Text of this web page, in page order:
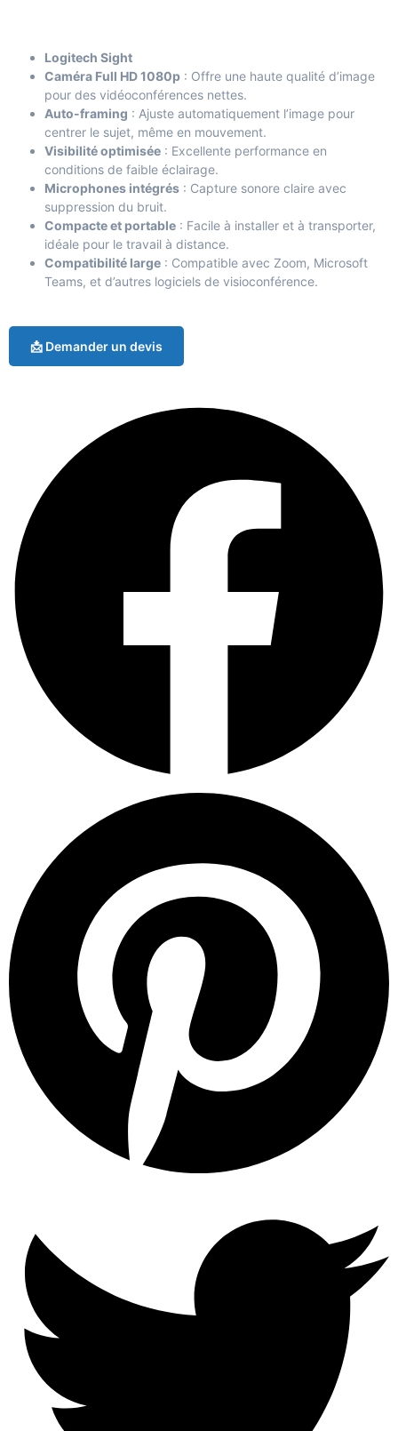
Logitech Sight
Caméra Full HD 1080p : Offre une haute qualité d’image
pour des vidéoconférences nettes.
Auto-framing : Ajuste automatiquement l’image pour
centrer le sujet, même en mouvement.
Visibilité optimisée : Excellente performance en
conditions de faible éclairage.
Microphones intégrés : Capture sonore claire avec
suppression du bruit.
Compacte et portable : Facile à installer et à transporter,
idéale pour le travail à distance.
Compatibilité large : Compatible avec Zoom, Microsoft
Teams, et d’autres logiciels de visioconférence.
📩 Demander un devis